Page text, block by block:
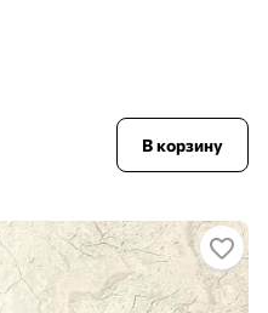
В корзину